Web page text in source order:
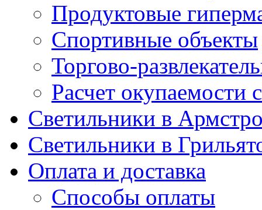
Продуктовые
Спортивные объекты
Торгово-
Расчет окупаемости
Светильники в
Светильники в
Оплата и доставка
Способы оплаты